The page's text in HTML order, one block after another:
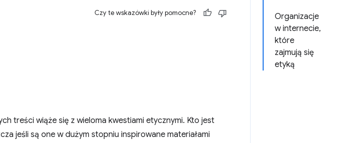
Organizacje
w internecie,
które
zajmują się
etyką
Czy te wskazówki były pomocne?
treści wiąże się z wieloma kwestiami etycznymi. Kto jest
jeśli są one w dużym stopniu inspirowane materiałami